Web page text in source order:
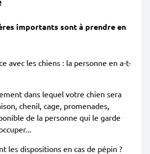
importants sont à prendre en
avec les chiens : la personne en a-t-
dans lequel votre chien sera
chenil, cage, promenades,
de la personne qui le garde
les dispositions en cas de pépin ?